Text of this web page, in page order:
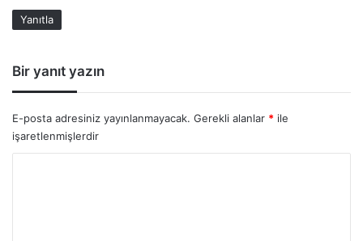
:
Yanıtla
Bir yanıt yazın
E-posta adresiniz yayınlanmayacak. Gerekli alanlar * ile
işaretlenmişlerdir